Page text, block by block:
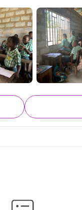
com
as crianças não
ambiente seguro
oferece não
sociais e
terão um lugar